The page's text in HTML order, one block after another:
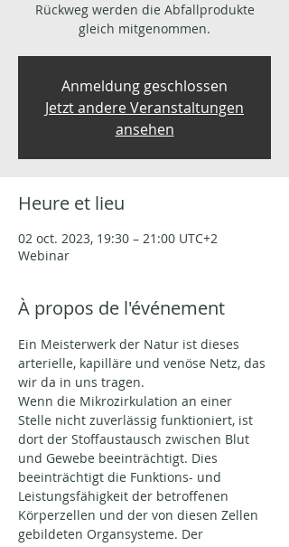
Rückweg werden die Abfallprodukte
gleich mitgenommen.
Anmeldung geschlossen
Jetzt andere Veranstaltungen
ansehen
Heure et lieu
02 oct. 2023, 19:30 – 21:00 UTC+2
Webinar
À propos de l'événement
Ein Meisterwerk der Natur ist dieses
arterielle, kapilläre und venöse Netz, das
wir da in uns tragen.
Wenn die Mikrozirkulation an einer
Stelle nicht zuverlässig funktioniert, ist
dort der Stoffaustausch zwischen Blut
und Gewebe beeinträchtigt. Dies
beeinträchtigt die Funktions- und
Leistungsfähigkeit der betroffenen
Körperzellen und der von diesen Zellen
gebildeten Organsysteme. Der